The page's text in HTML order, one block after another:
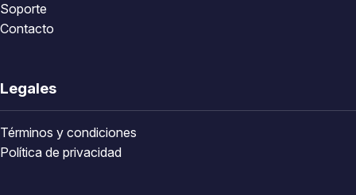
Soporte
Contacto
Legales
Términos y condiciones
Política de privacidad